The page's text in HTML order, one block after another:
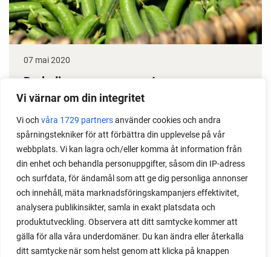
Vi värnar om din integritet
Vi och våra 1729 partnersanvänder cookies och andra
spårningstekniker för att förbättra din upplevelse på vår
webbplats. Vi kan lagra och/eller komma åt information från
din enhet och behandla personuppgifter, såsom din IP-adress
och surfdata, för ändamål som att ge dig personliga annonser
och innehåll, mäta marknadsföringskampanjers effektivitet,
analysera publikinsikter, samla in exakt platsdata och
produktutveckling. Observera att ditt samtycke kommer att
gälla för alla våra underdomäner. Du kan ändra eller återkalla
ditt samtycke när som helst genom att klicka på knappen
07 mai 2020
Dyrk din egne grønne erter
Erter gir stor avling, dessuten klarer de seg i
prinsippet selv gjennom sesongen. Det gjør dem til
en gullgruve i kjøkkenhagen. Her får du noen gode
ertedyrketips.